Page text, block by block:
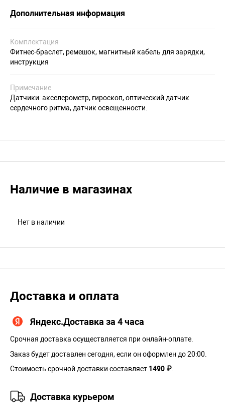
Дополнительная информация
Комплектация
Фитнес-браслет, ремешок, магнитный кабель для зарядки,
инструкция
Примечание
Датчики: акселерометр, гироскоп, оптический датчик
сердечного ритма, датчик освещенности.
Наличие в магазинах
Нет в наличии
Доставка и оплата
Яндекс.Доставка за 4 часа
Срочная доставка осуществляется при онлайн-оплате.
Заказ будет доставлен сегодня, если он оформлен до 20:00.
Стоимость срочной доставки составляет 1490 ₽.
Доставка курьером